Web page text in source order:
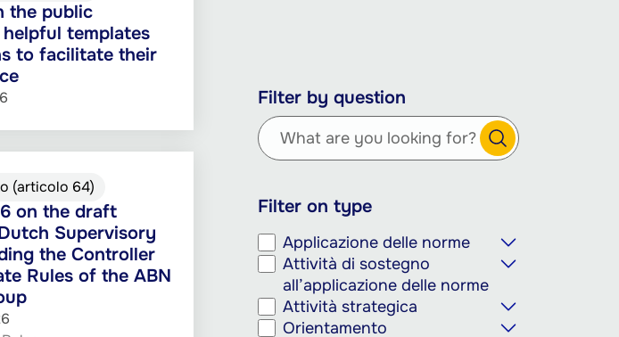
contenuto
principale
Filter by question
Filter on type
Applicazione delle norme
Attività di sostegno
all’applicazione delle norme
Attività strategica
Orientamento
the public
templates
to facilitate their
on the draft
Supervisory
the Controller
Rules of the ABN
(articolo 64)